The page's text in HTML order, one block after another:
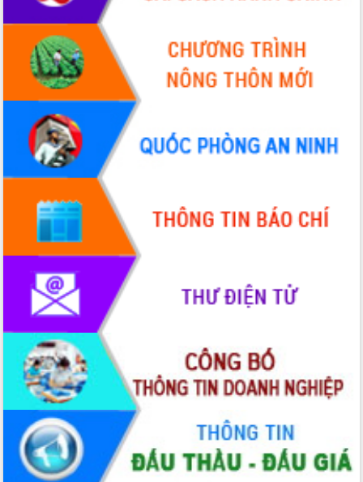
Chuyển đổi số 'mở đường' cho nông
nghiệp Đắk Lắk tăng trưởng bứt phá
Triển khai đồng bộ đo đạc, lập hồ sơ
địa chính, hoàn thiện cơ sở dữ liệu đất
Ứng dụng sinh trắc học - Bước tiến
trong hành trình chuyển đổi số tại Đắk
Lắk
Đắk Lắk nâng cao hiệu quả công tác
Đảng từ Sổ tay đảng viên điện tử
Đắk Lắk đẩy mạnh nuôi biển công
nghệ, hướng tới phát triển thủy sản
bền vững
Tập huấn nâng cao năng lực triển khai
chuyển đổi số cho cán bộ, công chức
cấp xã
Đắk Lắk phát động hưởng ứng Ngày
Quyền của người tiêu dùng Việt Nam
2026
Đẩy mạnh cải cách hành chính, quyết
tâm đạt được mục tiêu tăng trưởng
hai con số trong năm 2026
Tổ chức trang trọng Lễ hội Đền thờ
Lương Văn Chánh năm 2026
Phó Bí thư Tỉnh ủy Đắk Lắk Đỗ Hữu
Huy giữ chức Bí thư Đảng ủy Ủy Ban
Nhân dân tỉnh